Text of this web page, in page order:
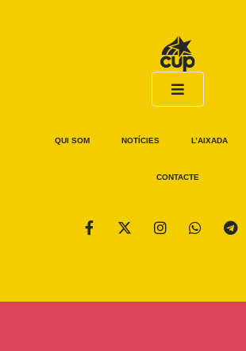
QUI SOM NOTÍCIES L’AIXADA
CONTACTE